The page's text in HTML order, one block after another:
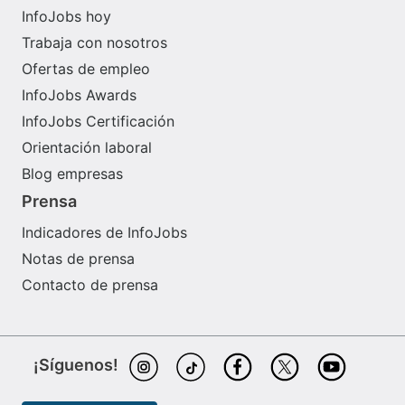
menos 3 meses de experiencia laboral en embarques a
bordo de buques regidos por el código IGF (se
comprobará en valoración técnica) (deberá enviar la
libreta marítima donde se muestren los periodos de
embarque).
InfoJobs hoy
Trabaja con nosotros
Ofertas de empleo
InfoJobs Awards
InfoJobs Certificación
Orientación laboral
Blog empresas
Prensa
Indicadores de InfoJobs
Notas de prensa
Contacto de prensa
¡Síguenos!